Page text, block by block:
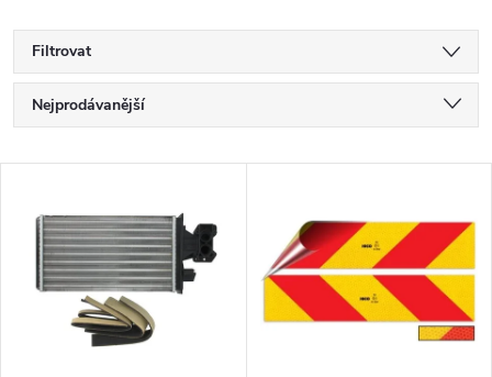
Filtrovat
Ř
a
Nejprodávanější
Abecedně
p